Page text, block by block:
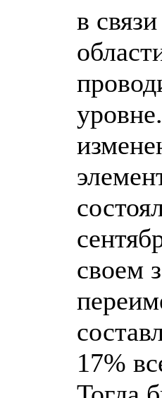
в
своем
17%